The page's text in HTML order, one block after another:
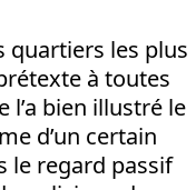
quartiers les plus
à toutes
l’a bien illustré le
d’un certain
le regard passif